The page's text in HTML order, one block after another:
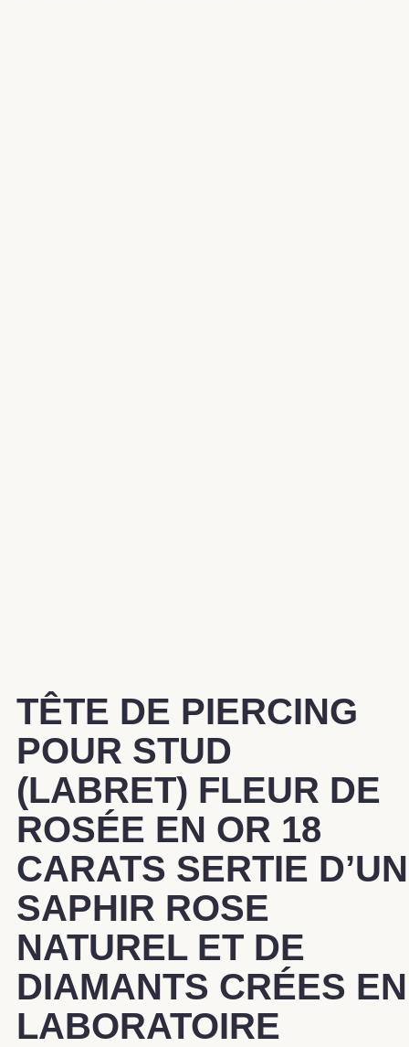
TÊTE DE PIERCING
POUR STUD
(LABRET) FLEUR DE
ROSÉE EN OR 18
CARATS SERTIE D’UN
SAPHIR ROSE
NATUREL ET DE
DIAMANTS CRÉES EN
LABORATOIRE